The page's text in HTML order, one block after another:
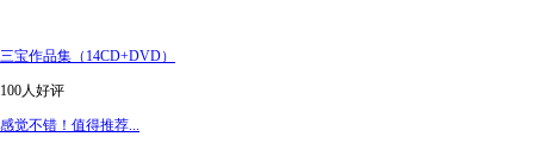
三宝作品集（14CD+DVD）
100人好评
感觉不错！值得推荐...